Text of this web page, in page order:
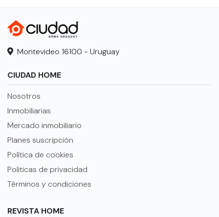
Montevideo 16100 - Uruguay
CIUDAD HOME
Nosotros
Inmobiliarias
Mercado inmobiliario
Planes suscripción
Política de cookies
Politicas de privacidad
Términos y condiciones
REVISTA HOME